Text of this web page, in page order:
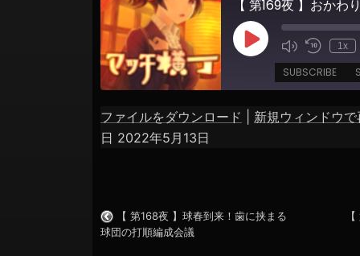
Play
Episode
1x
SUBSCRIBE
RSS FEED
SHARE
ファイルをダウンロード
新規ウィンドウで
日 2022年5月13日
【 第168夜 】球春到来！歯に挟まる
球団の打順編成会議